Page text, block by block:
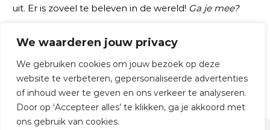
We waarderen jouw privacy
We gebruiken cookies om jouw bezoek op deze
website te verbeteren, gepersonaliseerde advertenties
of inhoud weer te geven en ons verkeer te analyseren.
Door op ‘Accepteer alles’ te klikken, ga je akkoord met
ons gebruik van cookies.
uit. Er is zoveel te beleven in de wereld! Ga je mee?